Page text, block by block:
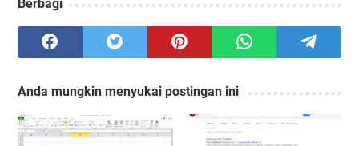
Berbagi
Anda mungkin menyukai postingan ini